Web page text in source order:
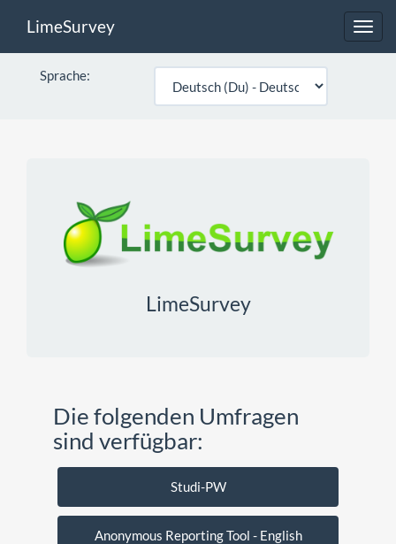
LimeSurvey
Sprache:
LimeSurvey
Die folgenden Umfragen
sind verfügbar:
Studi-PW
Anonymous Reporting Tool - English